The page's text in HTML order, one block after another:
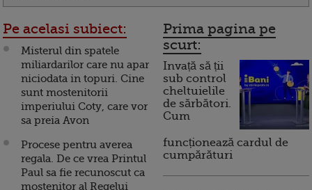
Pe acelasi subiect:
Misterul din spatele
miliardarilor care nu apar
niciodata in topuri. Cine
sunt mostenitorii
imperiului Coty, care vor
sa preia Avon
Procese pentru averea
regala. De ce vrea Printul
Paul sa fie recunoscut ca
mostenitor al Regelui
Prima pagina pe
scurt:
Invață să ții
sub control
cheltuielile
de sărbători.
Cum
funcționează cardul de
cumpărături